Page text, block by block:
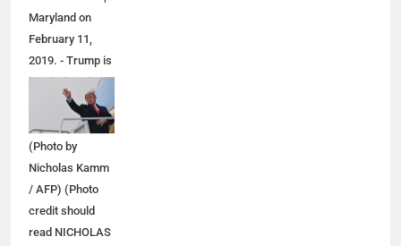
Maryland on
February 11,
2019. - Trump is
headed to El
Paso, Texas for
a political rally.
(Photo by
Nicholas Kamm
/ AFP) (Photo
credit should
read NICHOLAS